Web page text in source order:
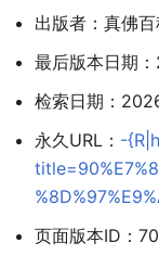
出版者：真佛百
最后版本日期
检索日期：
永久URL： -
页面版本ID：